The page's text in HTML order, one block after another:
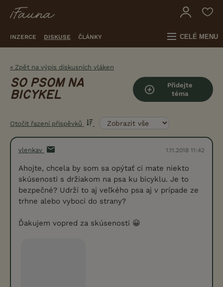
INZERCE DISKUSE ČLÁNKY CELÉ MENU
« Zpět na výpis diskusních vláken
SO PSOM NA
BICYKEL
Přidejte
téma
Otočit řazení příspěvků
vlenkav 1.11.2018 11:42
Ahojte, chcela by som sa opýtať ci mate niekto
skúsenosti s držiakom na psa ku bicyklu. Je to
bezpečné? Udrží to aj veľkého psa aj v prípade ze
trhne alebo vyboci do strany?
Ďakujem vopred za skúsenosti 😀